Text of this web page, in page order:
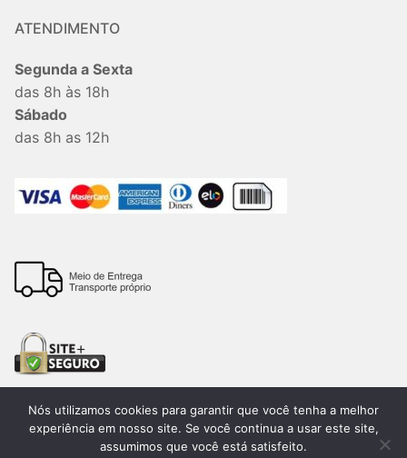
ATENDIMENTO
Segunda a Sexta
das 8h às 18h
Sábado
das 8h as 12h
Todos os direitos reservados. 2026®. Lemon Bauru –
Nós utilizamos cookies para garantir que você tenha a melhor
experiência em nosso site. Se você continua a usar este site,
assumimos que você está satisfeito.